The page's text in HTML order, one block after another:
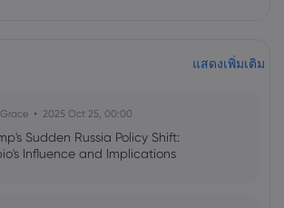
Outlook
Insights on Fed Rate
in a New Way
แสดงเพิ่มเติม
2025 Oct 25, 00:00
Sudden Russia Policy Shift:
Influence and Implications